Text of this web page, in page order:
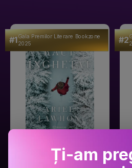
#1Gala Premilor Literare Bookzone
2025
Râul Înghețat
#2
Ți-am